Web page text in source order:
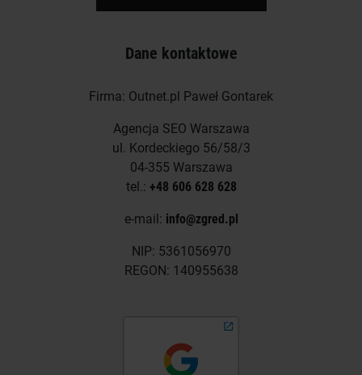
Dane kontaktowe
Firma: Outnet.pl Paweł Gontarek
Agencja SEO Warszawa
ul. Kordeckiego 56/58/3
04-355 Warszawa
tel.: +48 606 628 628
e-mail: info@zgred.pl
NIP: 5361056970
REGON: 140955638